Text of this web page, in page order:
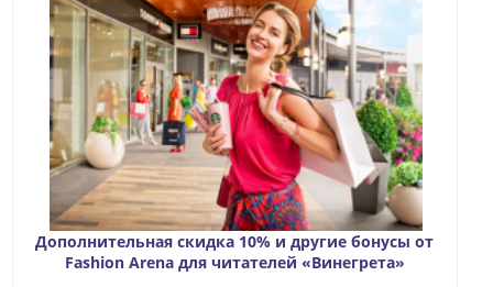
Дополнительная скидка 10% и другие бонусы от
Fashion Arena для читателей «Винегрета»